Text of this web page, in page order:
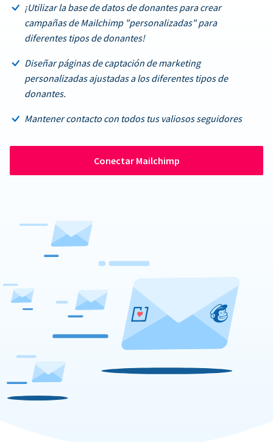
¡Utilizar la base de datos de donantes para crear
campañas de Mailchimp "personalizadas" para
diferentes tipos de donantes!
Diseñar páginas de captación de marketing
personalizadas ajustadas a los diferentes tipos de
donantes.
Mantener contacto con todos tus valiosos seguidores
Conectar Mailchimp